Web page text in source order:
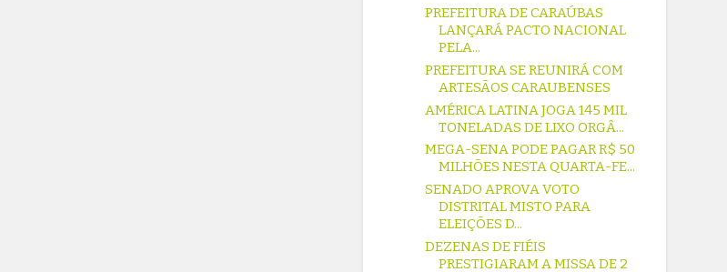
PREFEITURA DE CARAÚBAS
LANÇARÁ PACTO NACIONAL
PELA...
PREFEITURA SE REUNIRÁ COM
ARTESÃOS CARAUBENSES
AMÉRICA LATINA JOGA 145 MIL
TONELADAS DE LIXO ORGÂ...
MEGA-SENA PODE PAGAR R$ 50
MILHÕES NESTA QUARTA-FE...
SENADO APROVA VOTO
DISTRITAL MISTO PARA
ELEIÇÕES D...
DEZENAS DE FIÉIS
PRESTIGIARAM A MISSA DE 2